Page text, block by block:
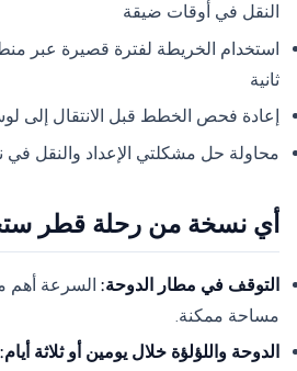
النقل في أوقات ضيقة
استخدام الخريطة لفترة قصيرة عبر
ثانية
إعادة فحص الخطط قبل الانتقال إلى
محاولة حل مشكلتي الإعداد والنقل
أي نسخة من رحلة قطر
التوقف في مطار الدوحة: السرعة أهم
مساحة ممكنة.
الدوحة واللؤلؤة خلال يومين أو ثلاثة أيام: